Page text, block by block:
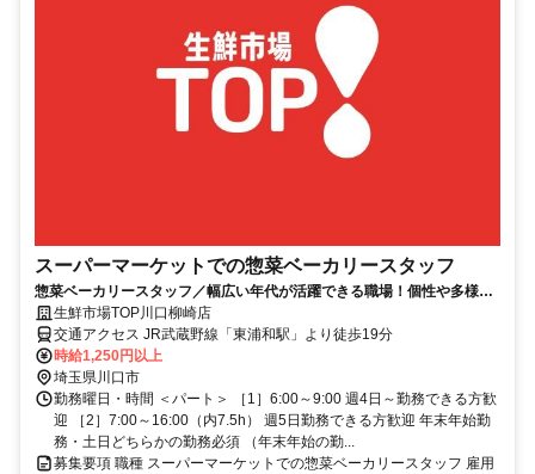
スーパーマーケットでの惣菜ベーカリースタッフ
惣菜ベーカリースタッフ／幅広い年代が活躍できる職場！個性や多様性
を尊重し身だしなみ基準大幅緩和♪
生鮮市場TOP川口柳崎店
交通アクセス JR武蔵野線「東浦和駅」より徒歩19分
時給1,250円以上
埼玉県川口市
勤務曜日・時間 ＜パート＞ ［1］6:00～9:00 週4日～勤務できる方歓
迎 ［2］7:00～16:00（内7.5h） 週5日勤務できる方歓迎 年末年始勤
務・土日どちらかの勤務必須 （年末年始の勤...
募集要項 職種 スーパーマーケットでの惣菜ベーカリースタッフ 雇用